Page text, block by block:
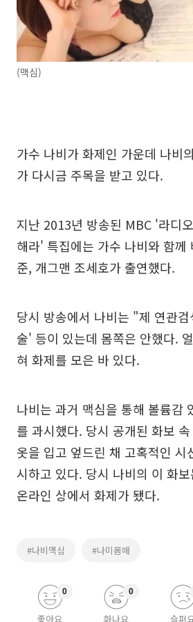
(맥심)
가수 나비가 화제인 가운데 나비
가 다시금 주목을 받고 있다.
지난 2013년 방송된 MBC '라디
해라' 특집에는 가수 나비와 함께
준, 개그맨 조세호가 출연했다.
당시 방송에서 나비는 "제 연관
술' 등이 있는데 몸쪽은 안했다.
혀 화제를 모은 바 있다.
나비는 과거 맥심을 통해 볼륨감
를 과시했다. 당시 공개된 화보
옷을 입고 엎드린 채 고혹적인 시
시하고 있다. 당시 나비의 이 화
온라인 상에서 화제가 됐다.
#나비맥심 #나미몸매
좋아요
0
화나요
0
슬퍼